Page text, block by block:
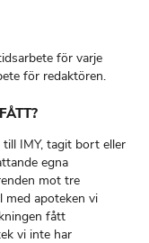
för varje
för redaktören.
IMY, tagit bort eller
egna
mot tre
med apoteken vi
fått
vi inte har